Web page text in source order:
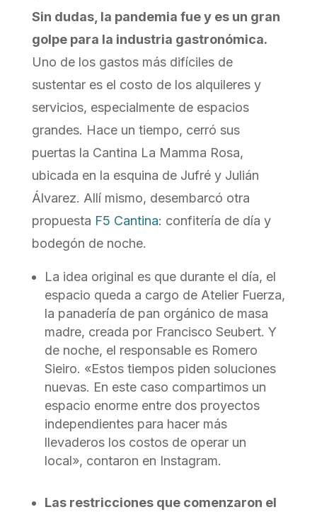
Sin dudas, la pandemia fue y es un gran
golpe para la industria gastronómica.
Uno de los gastos más difíciles de
sustentar es el costo de los alquileres y
servicios, especialmente de espacios
grandes. Hace un tiempo, cerró sus
puertas la Cantina La Mamma Rosa,
ubicada en la esquina de Jufré y Julián
Álvarez. Allí mismo, desembarcó otra
propuesta F5 Cantina: confitería de día y
bodegón de noche.
La idea original es que durante el día, el
espacio queda a cargo de Atelier Fuerza,
la panadería de pan orgánico de masa
madre, creada por Francisco Seubert. Y
de noche, el responsable es Romero
Sieiro. «Estos tiempos piden soluciones
nuevas. En este caso compartimos un
espacio enorme entre dos proyectos
independientes para hacer más
llevaderos los costos de operar un
local», contaron en Instagram.
Las restricciones que comenzaron el